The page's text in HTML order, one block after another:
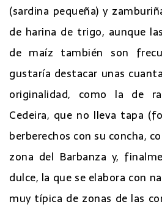
(sardina pequeña) y
de harina de trigo, aunque
de maíz también son
gustaría destacar unas
originalidad, como la de
Cedeira, que no lleva tapa
berberechos con su concha,
zona del Barbanza y,
dulce, la que se elabora con
muy típica de zonas de las